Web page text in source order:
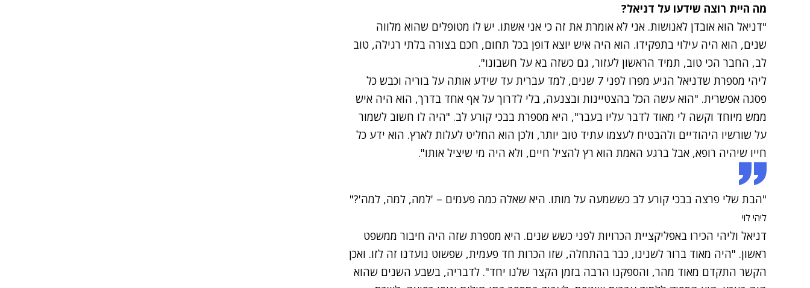
מה היית רוצה שידעו על דניאל?
"דניאל הוא אובדן לאנושות. אני לא אומרת את זה כי אני אשתו. יש לו מטופלים שהוא מלווה
שנים, הוא היה עילוי בתפקידו. הוא היה איש יוצא דופן בכל תחום, חכם בצורה בלתי רגילה, טוב
לב, החבר הכי טוב, תמיד הראשון לעזור, גם כשזה בא על חשבונו".
ליהי מספרת שדניאל הגיע מפרו לפני 7 שנים, למד עברית עד שידע אותה על בוריה וכבש כל
פסגה אפשרית. "הוא עשה הכל בהצטיינות ובצנעה, בלי לדרוך על אף אחד בדרך, הוא היה איש
ממש מיוחד וקשה לי מאוד לדבר עליו בעבר", היא מספרת בבכי קורע לב. "היה לו חשוב לשמור
על שורשיו היהודיים ולהבטיח לעצמו עתיד טוב יותר, ולכן הוא החליט לעלות לארץ. הוא ידע כל
חייו שיהיה רופא, אבל ברגע האמת הוא רץ להציל חיים, ולא היה מי שיציל אותו".
"הבת שלי פרצה בבכי קורע לב כששמעה על מותו. היא שאלה כמה פעמים – 'למה, למה, למה'?"
ליהי לוי
דניאל וליהי הכירו באפליקציית הכרויות לפני כשש שנים. היא מספרת שזה היה חיבור ממשפט
ראשון. "היה מאוד ברור לשנינו, כבר בהתחלה, שזו הכרות חד פעמית, שפשוט נועדנו זה לזו. ואכן
הקשר התקדם מאוד מהר, והספקנו הרבה בזמן הקצר שלנו יחד". לדבריה, בשבע השנים שהוא